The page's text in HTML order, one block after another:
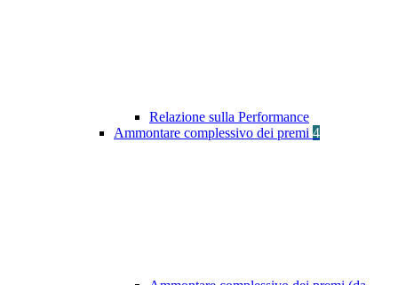
Relazione sulla Performance
Ammontare complessivo dei premi 4